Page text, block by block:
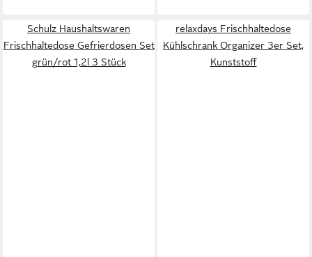
Schulz Haushaltswaren
Frischhaltedose Gefrierdosen Set
grün/rot 1,2l 3 Stück
relaxdays Frischhaltedose
Kühlschrank Organizer 3er Set,
Kunststoff